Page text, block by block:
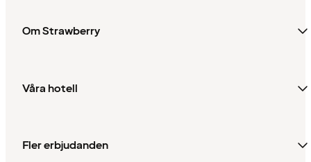
Om Strawberry
Våra hotell
Fler erbjudanden